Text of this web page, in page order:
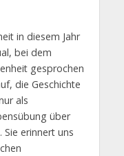
in diesem Jahr
bei dem
gesprochen
die Geschichte
als
über
Sie erinnert uns